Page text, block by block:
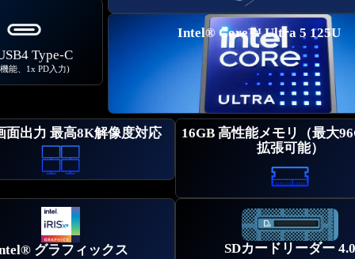
Type-C
能、1x PD入力)
Intel® Core™ Ultra 5 125U
面出力 最高8K解像度対応
16GB 高性能メモリ（最大
拡張可能）
グラフィックス SDカードリーダー